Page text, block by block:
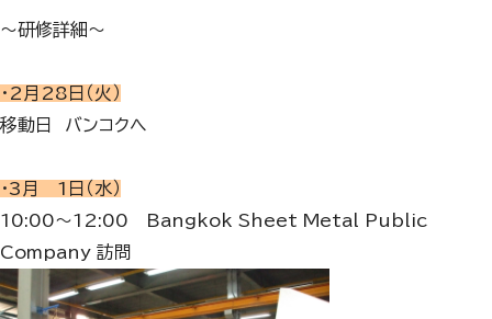
～研修詳細～
・2月28日（火）
移動日 バンコクへ
・3月 1日（水）
10:00～12:00 Bangkok Sheet Metal Public
Company 訪問